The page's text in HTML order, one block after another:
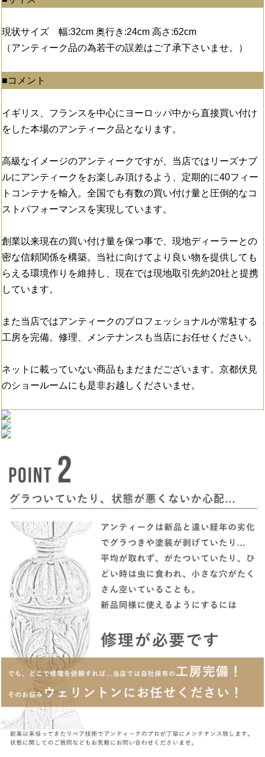
現状サイズ 幅:32cm 奥行き:24cm 高さ:62cm
（アンティーク品の為若干の誤差はご了承下さいませ。）
■コメント
イギリス、フランスを中心にヨーロッパ中から直接買い付け
をした本場のアンティーク品となります。
高級なイメージのアンティークですが、当店ではリーズナブ
ルにアンティークをお楽しみ頂けるよう、定期的に40フィー
トコンテナを輸入。全国でも有数の買い付け量と圧倒的なコ
ストパフォーマンスを実現しています。
創業以来現在の買い付け量を保つ事で、現地ディーラーとの
密な信頼関係を構築。当社に向けてより良い物を提供しても
らえる環境作りを維持し、現在では現地取引先約20社と提携
しています。
また当店ではアンティークのプロフェッショナルが常駐する
工房を完備。修理、メンテナンスも当店にお任せください。
ネットに載っていない商品もまだまだございます。京都伏見
のショールームにも是非お越しくださいませ。